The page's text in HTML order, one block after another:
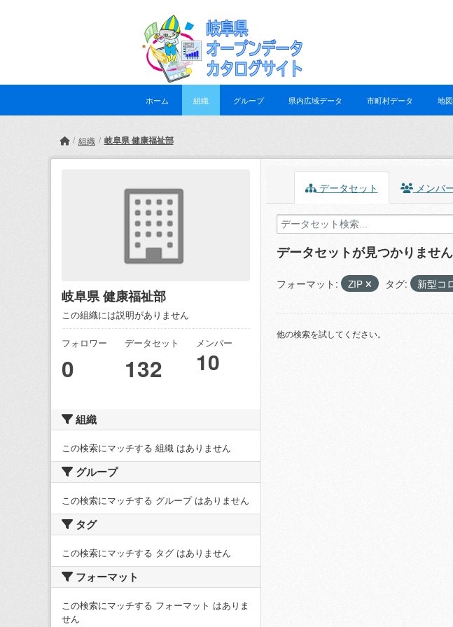
ホーム 組織 グループ 県内広域データ 市町村データ 地
組織 岐阜県 健康福祉部
岐阜県 健康福祉部
この組織には説明がありません
フォロワー
0
データセット
132
メンバー
10
組織
この検索にマッチする 組織 はありません
グループ
この検索にマッチする グループ はありません
タグ
この検索にマッチする タグ はありません
フォーマット
この検索にマッチする フォーマット はありま
せん
データセット メンバ
データセットが見つかりません
フォーマット: ZIP タグ: 新型コ
他の検索を試してください。